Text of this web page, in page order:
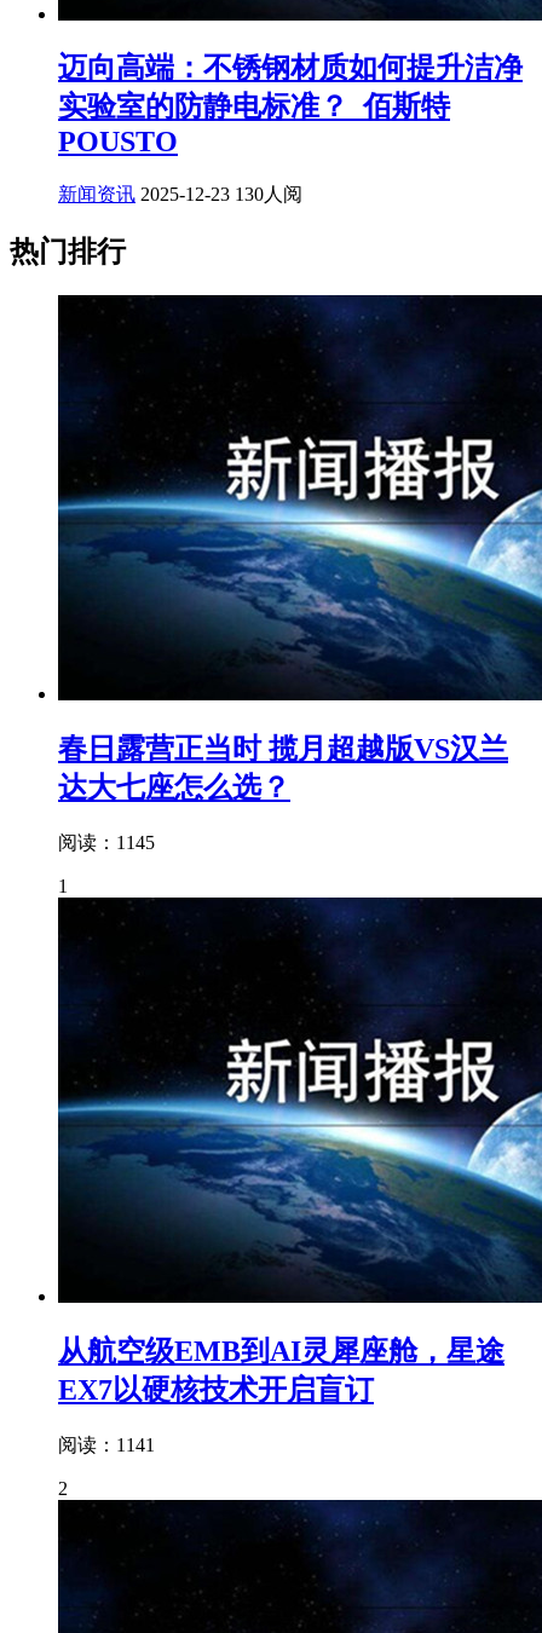
迈向高端：不锈钢材质如何提升洁净
实验室的防静电标准？_佰斯特
POUSTO
新闻资讯 2025-12-23 130人阅
热门排行
春日露营正当时 揽月超越版VS汉兰
达大七座怎么选？
阅读：1145
1
从航空级EMB到AI灵犀座舱，星途
EX7以硬核技术开启盲订
阅读：1141
2